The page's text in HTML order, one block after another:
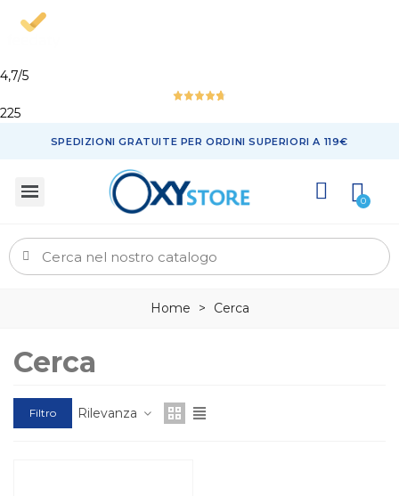
4,7/5
225
SPEDIZIONI GRATUITE PER ORDINI SUPERIORI A 119€
Home > Cerca
Cerca
Filtro Rilevanza